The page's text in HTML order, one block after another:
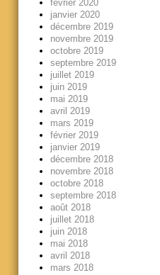
février 2020
janvier 2020
décembre 2019
novembre 2019
octobre 2019
septembre 2019
juillet 2019
juin 2019
mai 2019
avril 2019
mars 2019
février 2019
janvier 2019
décembre 2018
novembre 2018
octobre 2018
septembre 2018
août 2018
juillet 2018
juin 2018
mai 2018
avril 2018
mars 2018